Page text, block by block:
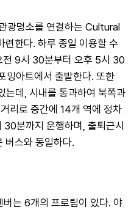
광명소를 연결하는 Cultural
한다. 하루 종일 이용할 수
전 9시 30분부터 오후 5시 30
밍아트에서 출발한다. 또한
는데, 시내를 통과하여 북쪽과
리로 중간에 14개 역에 정차
분까지 운행하며, 출퇴근시
버스와 동일하다.
는 6개의 프로팀이 있다. 야